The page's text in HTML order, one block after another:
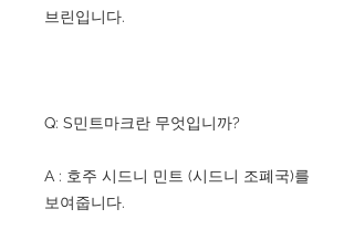
브린입니다.
Q: S민트마크란 무엇입니까?
A : 호주 시드니 민트 (시드니 조폐국)를
보여줍니다.